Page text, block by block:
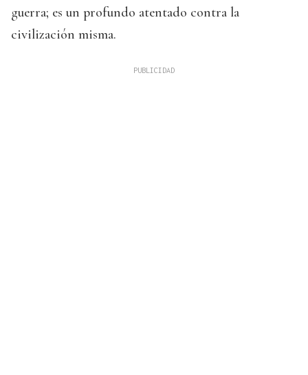
guerra; es un profundo atentado contra la
civilización misma.